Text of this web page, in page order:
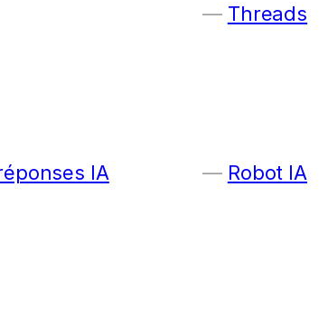
Threads
IA Robot IA